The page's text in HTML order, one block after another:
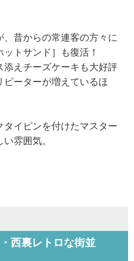
昔からの常連客の方々に
トサンド］も復活！
えチーズケーキも大好評
ーターが増えているほ
イピンを付けたマスター
雰囲気。
西裏レトロな街並